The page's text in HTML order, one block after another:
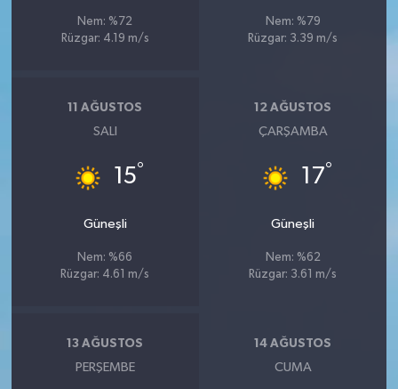
Nem: %72
Rüzgar: 4.19 m/s
Nem: %79
Rüzgar: 3.39 m/s
11 AĞUSTOS
SALI
15°
Güneşli
Nem: %66
Rüzgar: 4.61 m/s
12 AĞUSTOS
ÇARŞAMBA
17°
Güneşli
Nem: %62
Rüzgar: 3.61 m/s
13 AĞUSTOS
PERŞEMBE
14 AĞUSTOS
CUMA